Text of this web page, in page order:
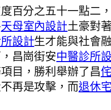
百分之五十一點二
天母室內設計土豪對
設計生才能與社會
昌崗街安中醫診所
目，勝利舉辦了昌
再是攻擊，而退休